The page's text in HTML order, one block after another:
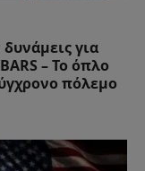
για
– Το όπλο
πόλεμο